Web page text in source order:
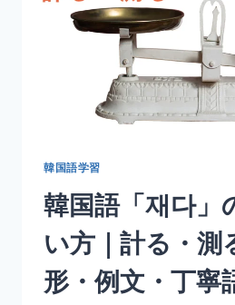
と
使
い
方
｜
入
っ
【活
用
形・
例
文・
丁
韓国語学習
韓国語「재다」
い方｜計る・測
形・例文・丁寧